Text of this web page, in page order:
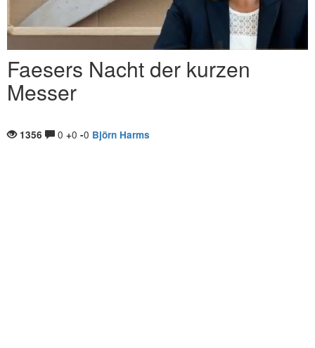
Faesers Nacht der kurzen
Messer
1356 0 +0 -0 Björn Harms